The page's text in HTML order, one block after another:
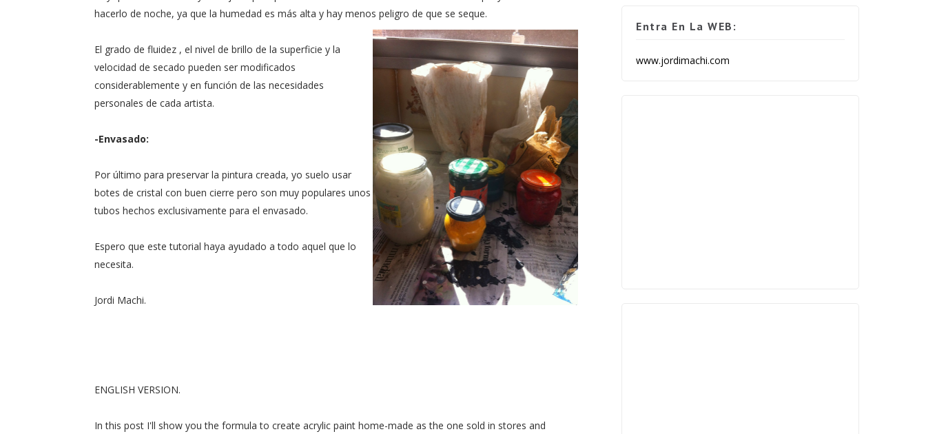
hacerlo de noche, ya que la humedad es más alta y hay menos peligro de que se seque.
El grado de fluidez , el nivel de brillo de la superficie y la
velocidad de secado pueden ser modificados
considerablemente y en función de las necesidades
personales de cada artista.
-Envasado:
Por último para preservar la pintura creada, yo suelo usar
botes de cristal con buen cierre pero son muy populares unos
tubos hechos exclusivamente para el envasado.
Espero que este tutorial haya ayudado a todo aquel que lo
necesita.
Jordi Machi.
ENGLISH VERSION.
In this post I'll show you the formula to create acrylic paint home-made as the one sold in stores and
Entra En La WEB:
www.jordimachi.com